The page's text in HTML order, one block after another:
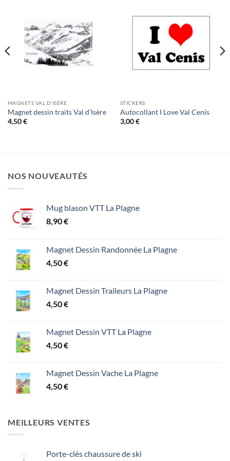
MAGNETS VAL D'ISÈRE
Magnet dessin traits Val d’Isère
4,50€
STICKERS
Autocollant I Love Val Cenis
3,00€
NOS NOUVEAUTÉS
Mug blason VTT La Plagne
8,90€
Magnet Dessin Randonnée La Plagne
4,50€
Magnet Dessin Traileurs La Plagne
4,50€
Magnet Dessin VTT La Plagne
4,50€
Magnet Dessin Vache La Plagne
4,50€
MEILLEURS VENTES
Porte-clés chaussure de ski